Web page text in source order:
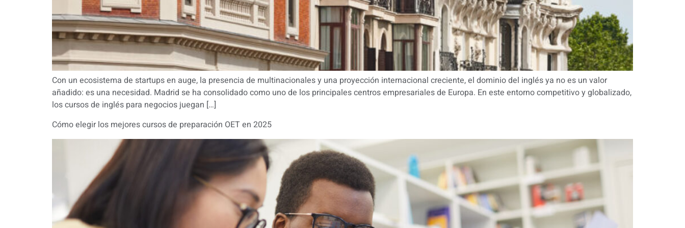
Con un ecosistema de startups en auge, la presencia de multinacionales y una proyección internacional creciente, el dominio del inglés ya no es un valor
añadido: es una necesidad. Madrid se ha consolidado como uno de los principales centros empresariales de Europa. En este entorno competitivo y globalizado,
los cursos de inglés para negocios juegan […]
Cómo elegir los mejores cursos de preparación OET en 2025